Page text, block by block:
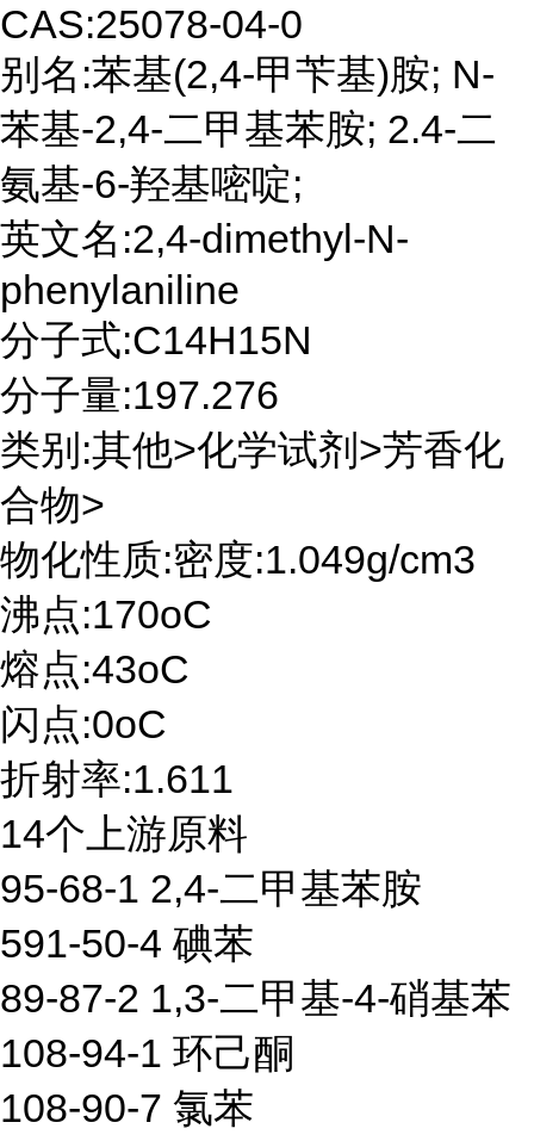
CAS:25078-04-0
别名:苯基(2,4-甲苄基)胺; N-
苯基-2,4-二甲基苯胺; 2.4-二
氨基-6-羟基嘧啶;
英文名:2,4-dimethyl-N-
phenylaniline
分子式:C14H15N
分子量:197.276
类别:其他>化学试剂>芳香化
合物>
物化性质:密度:1.049g/cm3
沸点:170oC
熔点:43oC
闪点:0oC
折射率:1.611
14个上游原料
95-68-1 2,4-二甲基苯胺
591-50-4 碘苯
89-87-2 1,3-二甲基-4-硝基苯
108-94-1 环己酮
108-90-7 氯苯